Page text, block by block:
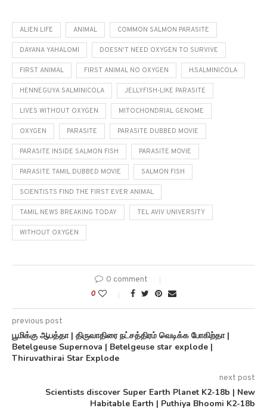
ALIEN LIFE ANIMAL COMMON SALMON PARASITE
DAYANA YAHALOMI DOESN'T NEED OXYGEN TO SURVIVE
FIRST ANIMAL FIRST ANIMAL NO OXYGEN H.SALMINICOLA
HENNEGUYA SALMINICOLA JELLYFISH-LIKE PARASITE
LIVES WITHOUT OXYGEN MITOCHONDRIAL GENOME
OXYGEN PARASITE PARASITE DUBBED MOVIE
PARASITE INSIDE SALMON FISH PARASITE MOVIE
PARASITE TAMIL DUBBED MOVIE SALMON FISH
SCIENTISTS FIND THE FIRST EVER ANIMAL
TAMIL NEWS BREAKING TODAY TEL AVIV UNIVERSITY
WITHOUT OXYGEN
0 comment
0
previous post
பூமிக்கு ஆபத்தா | திருவாதிரை நட்சத்திரம் வெடிக்க போகிற்தா |
Betelgeuse Supernova | Betelgeuse star explode |
Thiruvathirai Star Explode
next post
Scientists discover Super Earth Planet K2-18b | New
Habitable Earth | Puthiya Bhoomi K2-18b